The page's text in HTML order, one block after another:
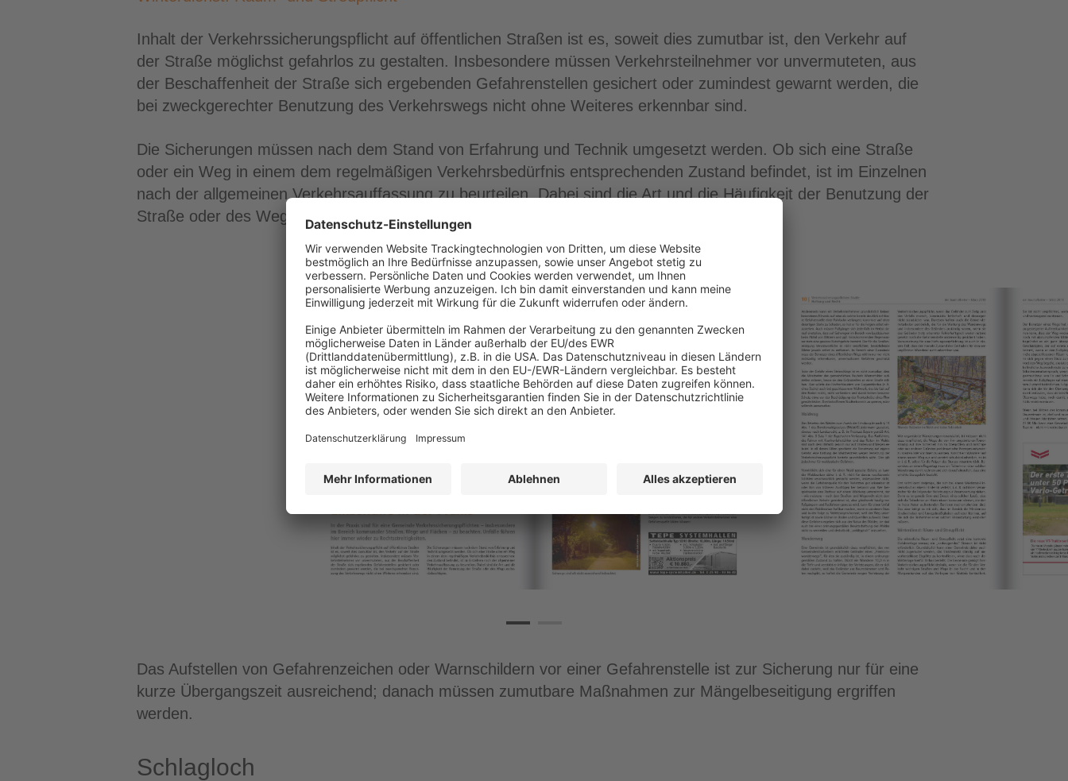
Inhalt der Verkehrssicherungspflicht auf öffentlichen Straßen ist es, soweit dies zumutbar ist, den Verkehr auf
der Straße möglichst gefahrlos zu gestalten. Insbesondere müssen Verkehrsteilnehmer vor unvermuteten, aus
der Beschaffenheit der Straße sich ergebenden Gefahrenstellen gesichert oder zumindest gewarnt werden, die
bei zweckgerechter Benutzung des Verkehrswegs nicht ohne Weiteres erkennbar sind.
Die Sicherungen müssen nach dem Stand von Erfahrung und Technik umgesetzt werden. Ob sich eine Straße
oder ein Weg in einem dem regelmäßigen Verkehrsbedürfnis entsprechenden Zustand befindet, ist im Einzelnen
nach der allgemeinen Verkehrsauffassung zu beurteilen. Dabei sind die Art und die Häufigkeit der Benutzung der
Straße oder des Wegs zu berücksichtigen.
Das Aufstellen von Gefahrenzeichen oder Warnschildern vor einer Gefahrenstelle ist zur Sicherung nur für eine
kurze Übergangszeit ausreichend; danach müssen zumutbare Maßnahmen zur Mängelbeseitigung ergriffen
werden.
Schlagloch